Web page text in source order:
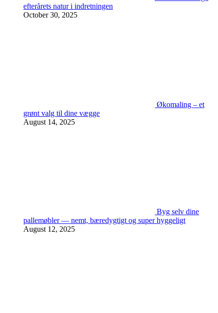
efterårets natur i indretningen
October 30, 2025
Økomaling – et
grønt valg til dine vægge
August 14, 2025
Byg selv dine
pallemøbler — nemt, bæredygtigt og super hyggeligt
August 12, 2025